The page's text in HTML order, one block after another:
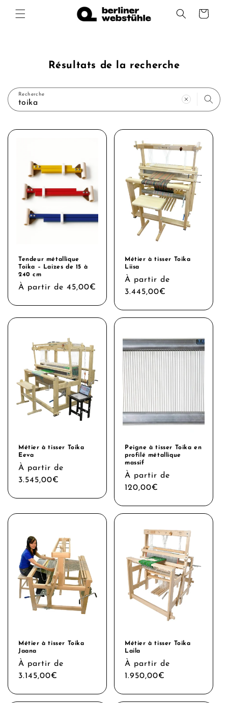
passer
au
Panier
Résultats de la recherche
Recherche
Tendeur métallique
Toika – Laizes de 15 à
240 cm
Prix
À partir de 45,00€
Métier à tisser Toika
Liisa
Prix
habituel
À partir de
3.445,00€
Métier à tisser Toika
Eeva
Prix
habituel
À partir de
3.545,00€
Peigne à tisser Toika en
profilé métallique
massif
Prix
habituel
À partir de
120,00€
Métier à tisser Toika
Jaana
Prix
habituel
À partir de
3.145,00€
Métier à tisser Toika
Laila
Prix
habituel
À partir de
1.950,00€